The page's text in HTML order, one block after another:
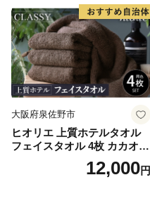
大阪府泉佐野市
ヒオリエ 上質ホテルタオル
フェイスタオル 4枚 カカオ
【タオル 泉州タオル 吸水 普
段使い 無地 シンプル 日用品
12,000円